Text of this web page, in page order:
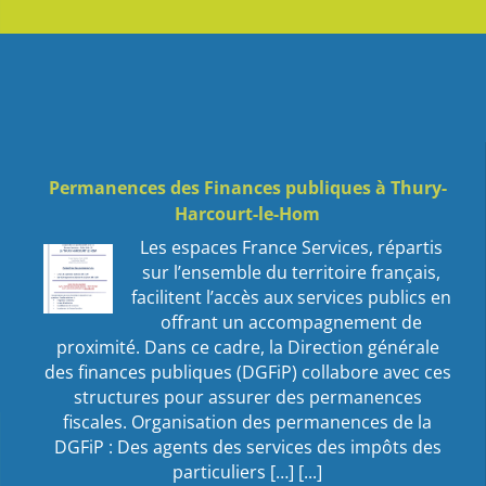
Permanences des Finances publiques à Thury-
Harcourt-le-Hom
Les espaces France Services, répartis
sur l’ensemble du territoire français,
facilitent l’accès aux services publics en
offrant un accompagnement de
proximité. Dans ce cadre, la Direction générale
des finances publiques (DGFiP) collabore avec ces
structures pour assurer des permanences
fiscales. Organisation des permanences de la
DGFiP : Des agents des services des impôts des
particuliers […] [...]